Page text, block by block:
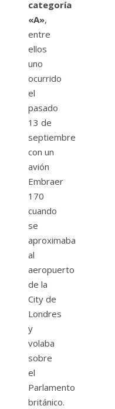
categoría
«A»,
entre
ellos
uno
ocurrido
el
pasado
13 de
septiembre
con un
avión
Embraer
170
cuando
se
aproximaba
al
aeropuerto
de la
City de
Londres
y
volaba
sobre
el
Parlamento
británico.